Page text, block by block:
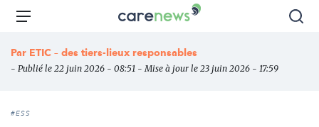
Aller
principal
Carenews,
des
Menu
Par ETIC – des tiers-lieux responsables
- Publié le 22 juin 2026 - 08:51 - Mise à jour le 23 juin 2026 - 17:59
#ESS